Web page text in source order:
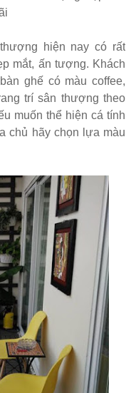
hiện nay có rất
mắt, ấn tượng. Khách
ghế có màu coffee,
trí sân thượng theo
muốn thể hiện cá tính
chủ hãy chọn lựa màu